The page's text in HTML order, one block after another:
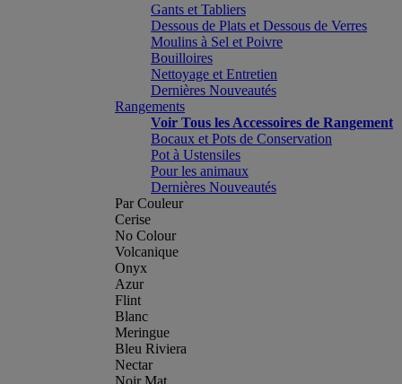
Gants et Tabliers
Dessous de Plats et Dessous de Verres
Moulins à Sel et Poivre
Bouilloires
Nettoyage et Entretien
Dernières Nouveautés
Rangements
Voir Tous les Accessoires de Rangement
Bocaux et Pots de Conservation
Pot à Ustensiles
Pour les animaux
Dernières Nouveautés
Par Couleur
Cerise
No Colour
Volcanique
Onyx
Azur
Flint
Blanc
Meringue
Bleu Riviera
Nectar
Noir Mat